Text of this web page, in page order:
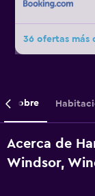
Sobre
Acerca de
Windsor,